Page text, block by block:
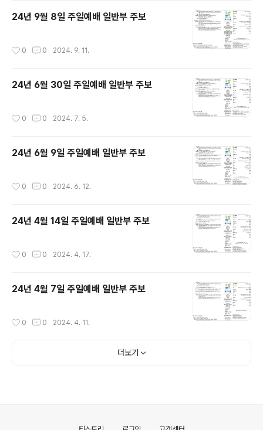
24년 9월 8일 주일예배 일반부 주보
0 0 2024. 9. 11.
24년 6월 30일 주일예배 일반부 주보
0 0 2024. 7. 5.
24년 6월 9일 주일예배 일반부 주보
0 0 2024. 6. 12.
24년 4월 14일 주일예배 일반부 주보
0 0 2024. 4. 17.
24년 4월 7일 주일예배 일반부 주보
0 0 2024. 4. 11.
더보기